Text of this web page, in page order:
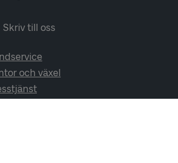
Skriv till oss
och växel